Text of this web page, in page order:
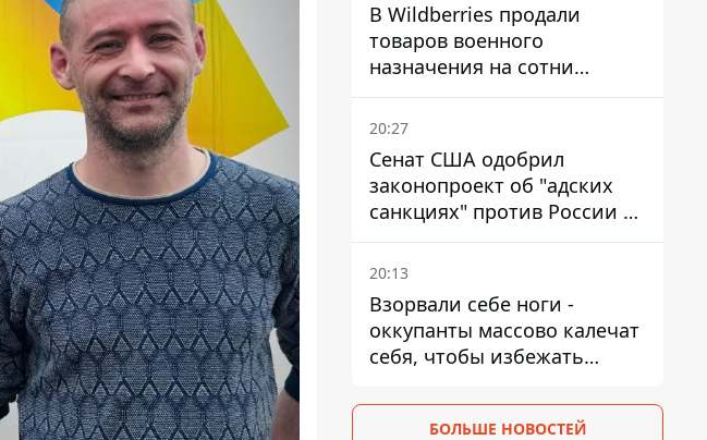
В Wildberries продали
товаров военного
назначения на сотни
миллионов, но удары ВСУ
изменили ситуацию
20:27
Сенат США одобрил
законопроект об "адских
санкциях" против России и
Ирана
20:13
Взорвали себе ноги -
оккупанты массово калечат
себя, чтобы избежать
БОЛЬШЕ НОВОСТЕЙ